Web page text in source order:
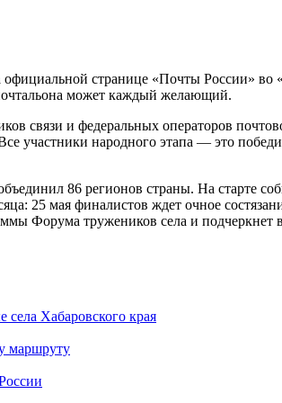
странице «Почты России» во
может каждый желающий.
связи и федеральных операторов
участники народного этапа — это
86 регионов страны. На старте
25 мая финалистов ждет очное
Форума тружеников села и подчеркнет
села Хабаровского края
маршруту